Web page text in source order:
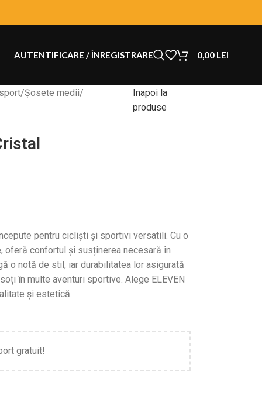
AUTENTIFICARE / ÎNREGISTRARE 0,00 LEI
Șosete medii
Inapoi la
produse
pentru cicliști și sportivi versatili. Cu o
confortul și susținerea necesară în
o notă de stil, iar durabilitatea lor asigurată
în multe aventuri sportive. Alege ELEVEN
și estetică.
gratuit!